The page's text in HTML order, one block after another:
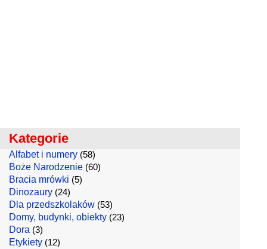
Kategorie
Alfabet i numery (58)
Boże Narodzenie (60)
Bracia mrówki (5)
Dinozaury (24)
Dla przedszkolaków (53)
Domy, budynki, obiekty (23)
Dora (3)
Etykiety (12)